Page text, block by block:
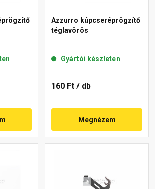
Azzurro kúpcseréprögzítő
téglavörös
Gyártói készleten
160 Ft / db
Megnézem